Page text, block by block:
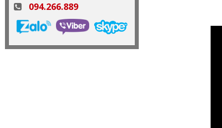
094.266.889